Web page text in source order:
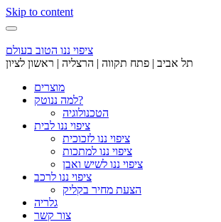
Skip to content
ציפוי ננו הטוב בעולם
תל אביב | פתח תקווה | הרצליה | ראשון לציון
מוצרים
למה ננוטק?
הטכנולוגיה
ציפוי ננו לבית
ציפוי ננו לזכוכית
ציפוי ננו למתכות
ציפוי ננו לשיש ואבן
ציפוי ננו לרכב
הצעת מחיר בקליק
גלריה
צור קשר